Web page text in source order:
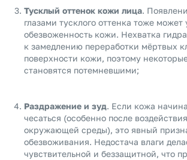
Тусклый оттенок кожи лица.
глазами тусклого оттенка тоже может
обезвоженность кожи. Нехватка
к замедлению переработки мёртвых
поверхности кожи, поэтому
становятся потемневшими;
Раздражение и зуд. Если кожа
чесаться (особенно после
окружающей среды), это явный
обезвоживания. Недостача влаги
чувствительной и беззащитной, что